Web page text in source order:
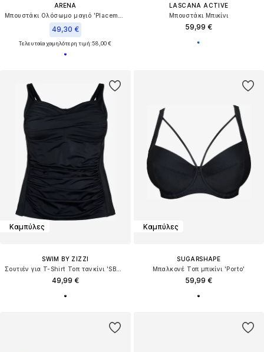
ARENA
49,30 €
Τελευταία χαμηλότερη τιμή:58,00 €
LASCANA ACTIVE
Μπουστάκι Μπικίνι
59,99 €
Καμπύλες
SWIM BY ZIZZI
49,99 €
Καμπύλες
SUGARSHAPE
Μπαλκονέ Τοπ μπικίνι 'Porto'
59,99 €